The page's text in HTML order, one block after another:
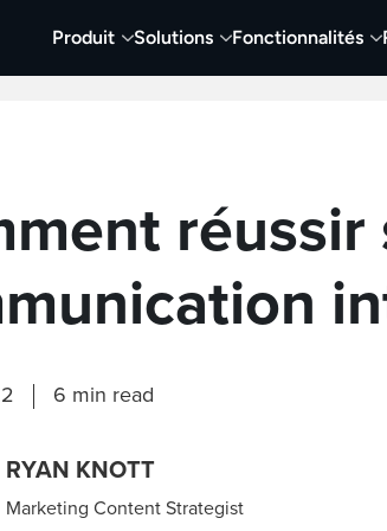
Produit Solutions Fonctionnalités
Capture et enregistrement vidéo
réussir
6 min read
RYAN KNOTT
Marketing Content Strategist